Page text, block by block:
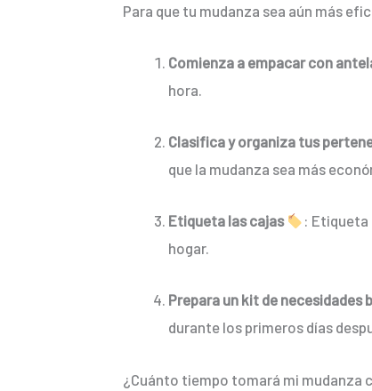
Para que tu mudanza sea aún más
Comienza a empacar con
hora.
Clasifica y organiza tus
que la mudanza sea más
Etiqueta las cajas
: Etiqueta
hogar.
Prepara un kit de necesidades
durante los primeros días
¿Cuánto tiempo tomará mi mudanza